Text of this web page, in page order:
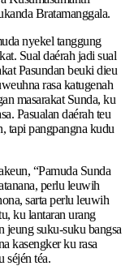
Bratamanggala.
nyekel tanggung
Sual daérah jadi sual
Pasundan beuki dieu
rasa katugenah
masarakat Sunda, ku
Pasualan daérah teu
tapi pangpangna kudu
“Pamuda Sunda
perlu leuwih
sarta perlu leuwih
ku lantaran urang
jeung suku-suku bangsa
kasengker ku rasa
séjén téa.